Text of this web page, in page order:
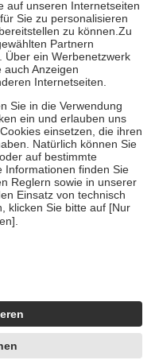
für Online-Apotheken.
beträgt die
zehn Euro je
ihre eigene Gesundheit zu
zu unterstützen,
18. Lebensjahr
die von der
um echte Bewertungen
4419944605341
Zuhilfenahme künstlicher